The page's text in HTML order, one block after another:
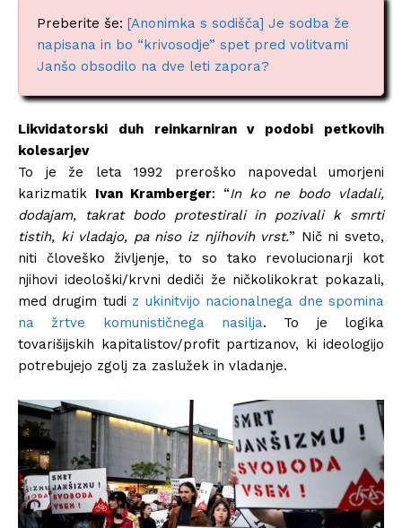
Preberite še: [Anonimka s sodišča] Je sodba že
napisana in bo “krivosodje” spet pred volitvami
Janšo obsodilo na dve leti zapora?
Likvidatorski duh reinkarniran v podobi petkovih
kolesarjev
To je že leta 1992 preroško napovedal umorjeni
karizmatik Ivan Kramberger: “In ko ne bodo vladali,
dodajam, takrat bodo protestirali in pozivali k smrti
tistih, ki vladajo, pa niso iz njihovih vrst.” Nič ni sveto,
niti človeško življenje, to so tako revolucionarji kot
njihovi ideološki/krvni dediči že ničkolikokrat pokazali,
med drugim tudi z ukinitvijo nacionalnega dne spomina
na žrtve komunističnega nasilja. To je logika
tovarišijskih kapitalistov/profit partizanov, ki ideologijo
potrebujejo zgolj za zaslužek in vladanje.